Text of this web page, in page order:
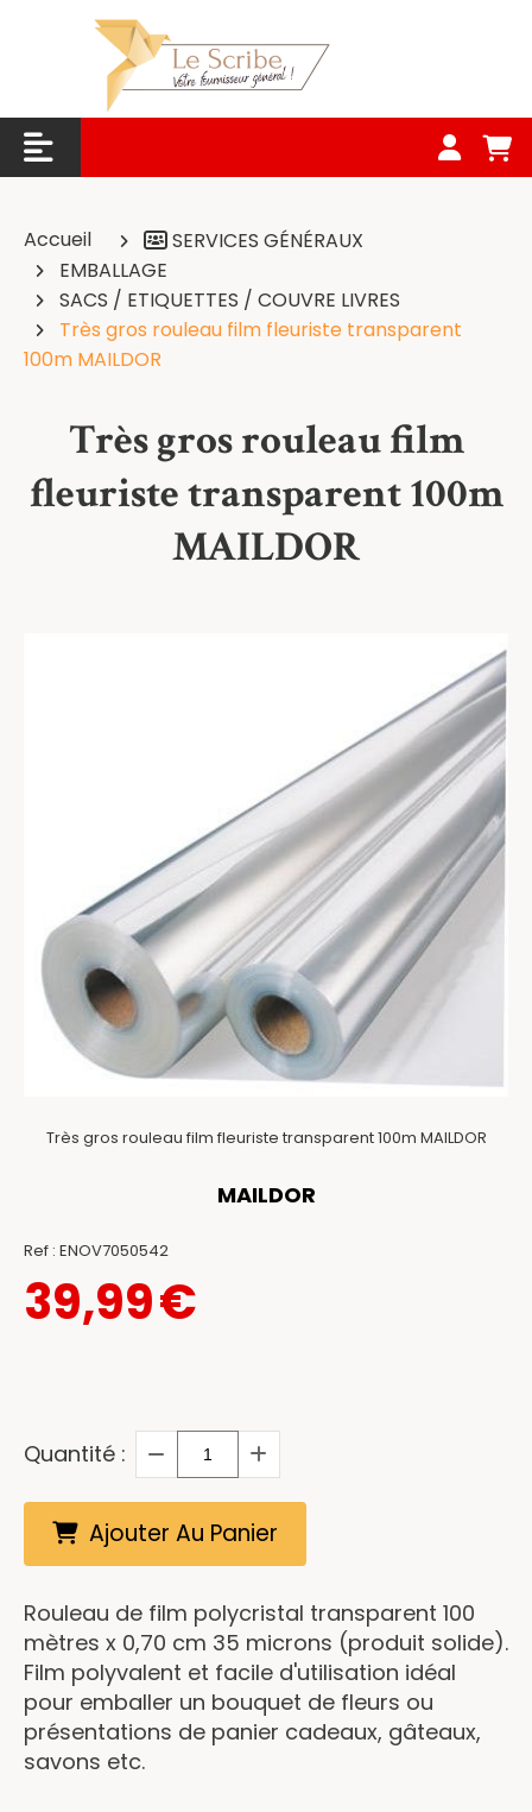
Accueil
SERVICES GÉNÉRAUX
EMBALLAGE
SACS / ETIQUETTES / COUVRE LIVRES
Très gros rouleau film fleuriste transparent
100m MAILDOR
Très gros rouleau film
fleuriste transparent 100m
MAILDOR
Très gros rouleau film fleuriste transparent 100m MAILDOR
MAILDOR
Ref : ENOV7050542
39,99€
Quantité :
Ajouter Au Panier
Rouleau de film polycristal transparent 100
mètres x 0,70 cm 35 microns (produit solide).
Film polyvalent et facile d'utilisation idéal
pour emballer un bouquet de fleurs ou
présentations de panier cadeaux, gâteaux,
savons etc.